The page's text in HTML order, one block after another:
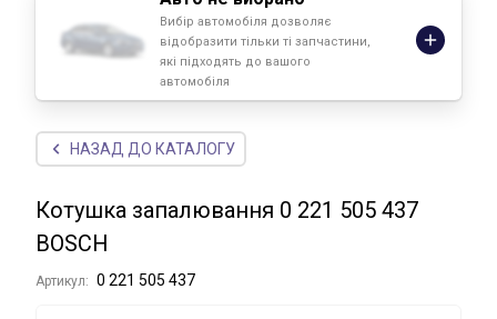
Вибір автомобіля дозволяє
відобразити тільки ті запчастини,
які підходять до вашого
автомобіля
НАЗАД ДО КАТАЛОГУ
Котушка запалювання 0 221 505 437
BOSCH
Артикул: 0 221 505 437